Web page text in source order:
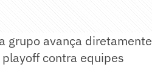
grupo avança diretamente
contra equipes